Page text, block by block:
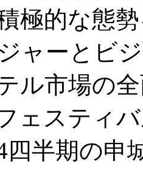
極的な態
ャーとビ
ル市場の
ェスティ
四半期の申